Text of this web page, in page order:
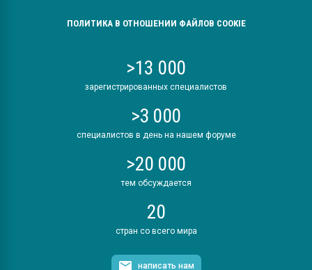
ПОЛИТИКА В ОТНОШЕНИИ ФАЙЛОВ COOKIE
>13 000
зарегистрированных специалистов
>3 000
специалистов в день на нашем форуме
>20 000
тем обсуждается
20
стран со всего мира
написать нам